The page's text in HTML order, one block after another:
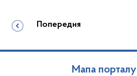
Попередня
Мапа порталу